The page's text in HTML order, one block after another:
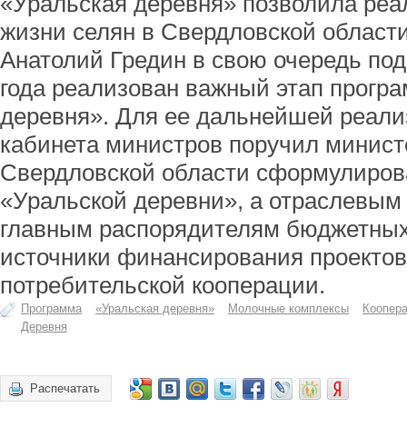
жизни селян в Свердловской
Анатолий Гредин в свою очередь
года реализован важный этап
деревня». Для ее дальнейшей
кабинета министров поручил
Свердловской области
«Уральской деревни», а
главным распорядителям
источники финансирования
потребительской кооперации.
Программа «Уральская деревня» Молочные комплексы
Деревня
Распечатать